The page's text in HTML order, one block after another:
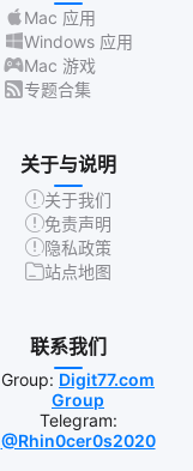
Mac 应用
Windows 应用
Mac 游戏
专题合集
关于与说明
关于我们
免责声明
隐私政策
站点地图
联系我们
Group: Digit77.com
Group
Telegram:
@Rhin0cer0s2020